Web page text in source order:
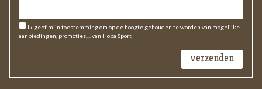
Ik geef mijn toestemming om op de hoogte gehouden te worden van mogelijke
aanbiedingen, promoties,... van Hopa Sport